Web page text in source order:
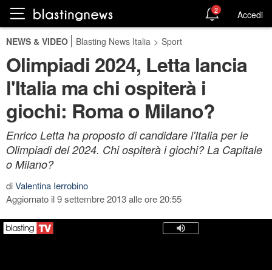
2 Accedi
NEWS & VIDEO Blasting News Italia > Sport
Olimpiadi 2024, Letta lancia
l'Italia ma chi ospiterà i
giochi: Roma o Milano?
Enrico Letta ha proposto di candidare l'Italia per le
Olimpiadi del 2024. Chi ospiterà i giochi? La Capitale
o Milano?
diValentina Ierrobino
Aggiornato il 9 settembre 2013 alle ore 20:55